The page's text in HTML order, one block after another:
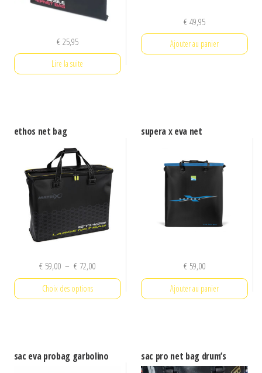
€25,95
Lire la suite
€49,95
Ajouter au panier
ethos net bag
€ 59,00 – € 72,00Plage
de
Choix des options
plusieurs
supera x eva net
€ 59,00
Ajouter au panier
sac eva probag garbolino sac pro net bag drum’s